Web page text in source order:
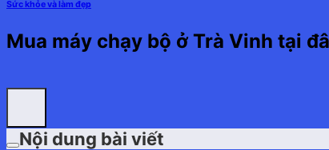
Sức khỏe và làm đẹp
Mua máy chạy bộ ở Trà Vinh tại
Nội dung bài viết